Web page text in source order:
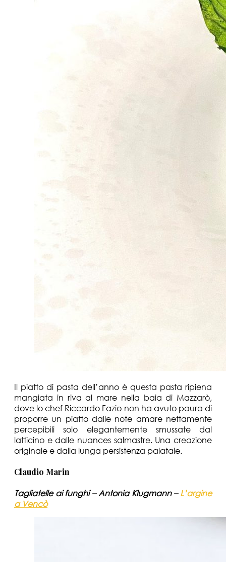
Il piatto di pasta dell’anno è questa pasta ripiena
mangiata in riva al mare nella baia di Mazzarò,
dove lo chef Riccardo Fazio non ha avuto paura di
proporre un piatto dalle note amare nettamente
percepibili solo elegantemente smussate dal
latticino e dalle nuances salmastre. Una creazione
originale e dalla lunga persistenza palatale.
Claudio Marin
Tagliatelle ai funghi – Antonia Klugmann –L’argine
a Vencò